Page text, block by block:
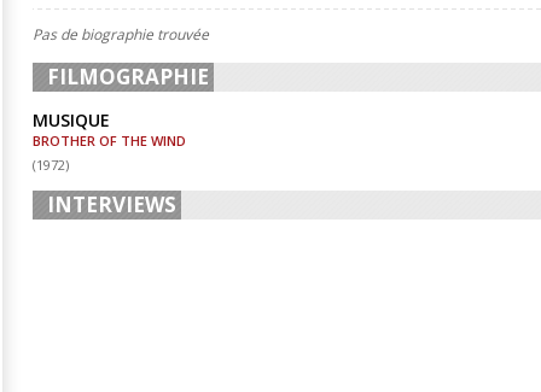
Pas de biographie trouvée
FILMOGRAPHIE
MUSIQUE
BROTHER OF THE WIND
(1972)
INTERVIEWS